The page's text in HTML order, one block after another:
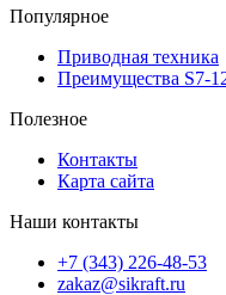
Популярное
Приводная техника
Преимущества S7-
Полезное
Контакты
Карта сайта
Наши контакты
+7 (343) 226-48-53
zakaz@sikraft.ru